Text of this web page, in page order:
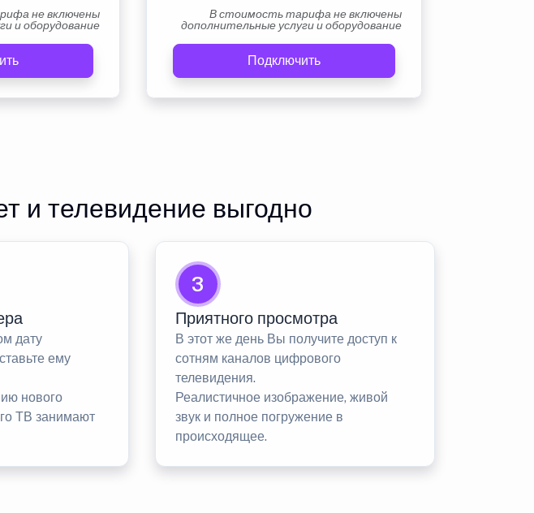
не включены
и оборудование
В стоимость тарифа не включены
дополнительные услуги и оборудование
Подключить
и телевидение выгодно
дату
ему
нового
ТВ занимают
3
Приятного просмотра
В этот же день Вы получите доступ к
сотням каналов цифрового
телевидения.
Реалистичное изображение, живой
звук и полное погружение в
происходящее.